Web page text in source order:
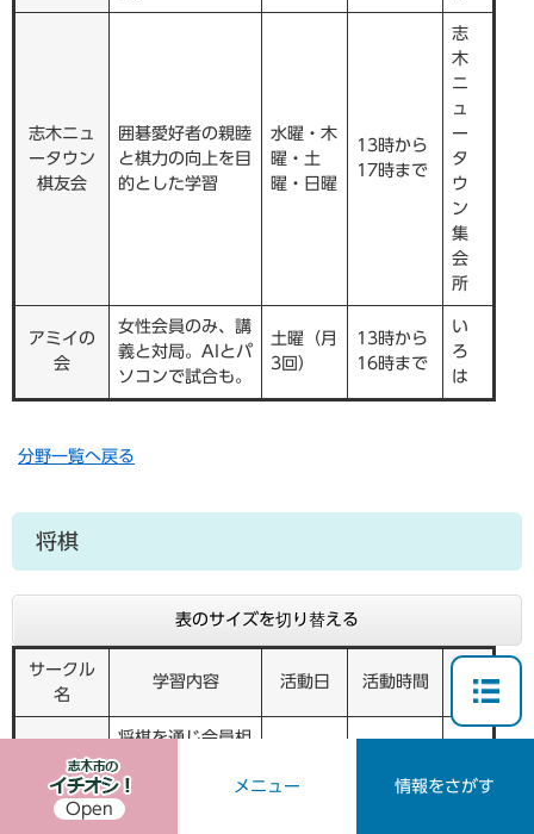
Open
メニュー 情報をさがす
志木ニュ
ータウン
棋友会
囲碁愛好者の親睦
と棋力の向上を目
的とした学習
水曜・木
曜・土
曜・日曜
13時から
17時まで
志
木
ニ
ュ
ー
タ
ウ
ン
集
会
所
アミイの
会
女性会員のみ、講
義と対局。AIとパ
ソコンで試合も。
土曜（月
3回）
13時から
16時まで
い
ろ
は
分野一覧へ戻る
将棋
表のサイズを切り替える
サークル
名
学習内容 活動日 活動時間
所
志木棋友
会
将棋を通じ会員相
互の親睦を図り、
棋力の向上を図
る。
土曜
17時まで
ろ